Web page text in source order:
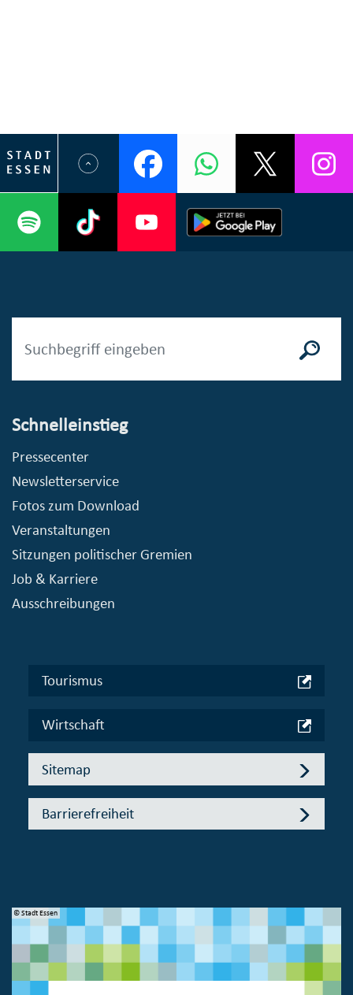
Schnelleinstieg
Pressecenter
Newsletterservice
Fotos zum Download
Veranstaltungen
Sitzungen politischer Gremien
Job & Karriere
Ausschreibungen
Tourismus
Wirtschaft
Sitemap
Barrierefreiheit
© Stadt Essen